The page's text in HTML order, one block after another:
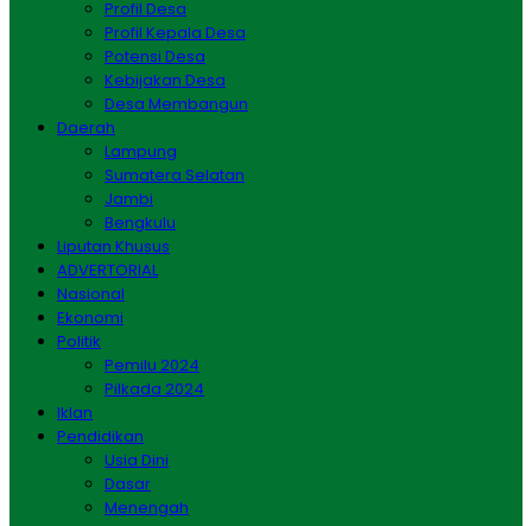
Profil Desa
Profil Kepala Desa
Potensi Desa
Kebijakan Desa
Desa Membangun
Daerah
Lampung
Sumatera Selatan
Jambi
Bengkulu
Liputan Khusus
ADVERTORIAL
Nasional
Ekonomi
Politik
Pemilu 2024
Pilkada 2024
Iklan
Pendidikan
Usia Dini
Dasar
Menengah